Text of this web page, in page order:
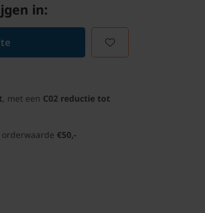
in:
, met een C02 reductie tot
€50,-